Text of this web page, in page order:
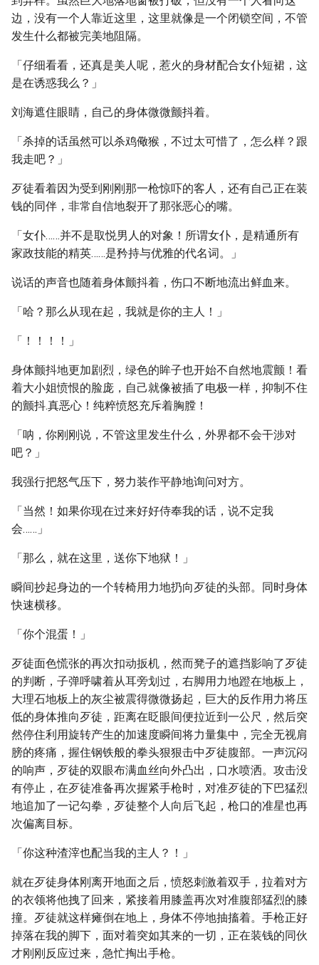
边，没有一个人靠近这里，这里就像是一个闭锁空间，不管
发生什么都被完美地阻隔。
「仔细看看，还真是美人呢，惹火的身材配合女仆短裙，这
是在诱惑我么？」
刘海遮住眼睛，自己的身体微微颤抖着。
「杀掉的话虽然可以杀鸡儆猴，不过太可惜了，怎么样？跟
我走吧？」
歹徒看着因为受到刚刚那一枪惊吓的客人，还有自己正在装
钱的同伴，非常自信地裂开了那张恶心的嘴。
「女仆……并不是取悦男人的对象！所谓女仆，是精通所有
家政技能的精英……是矜持与优雅的代名词。」
说话的声音也随着身体颤抖着，伤口不断地流出鲜血来。
「哈？那么从现在起，我就是你的主人！」
「！！！！」
身体颤抖地更加剧烈，绿色的眸子也开始不自然地震颤！看
着大小姐愤恨的脸庞，自己就像被插了电极一样，抑制不住
的颤抖.真恶心！纯粹愤怒充斥着胸膛！
「呐，你刚刚说，不管这里发生什么，外界都不会干涉对
吧？」
我强行把怒气压下，努力装作平静地询问对方。
「当然！如果你现在过来好好侍奉我的话，说不定我
会……」
「那么，就在这里，送你下地狱！」
瞬间抄起身边的一个转椅用力地扔向歹徒的头部。同时身体
快速横移。
「你个混蛋！」
歹徒面色慌张的再次扣动扳机，然而凳子的遮挡影响了歹徒
的判断，子弹呼啸着从耳旁划过，右脚用力地蹬在地板上，
大理石地板上的灰尘被震得微微扬起，巨大的反作用力将压
低的身体推向歹徒，距离在眨眼间便拉近到一公尺，然后突
然停住利用旋转产生的加速度瞬间将力量集中，完全无视肩
膀的疼痛，握住钢铁般的拳头狠狠击中歹徒腹部。一声沉闷
的响声，歹徒的双眼布满血丝向外凸出，口水喷洒。攻击没
有停止，在歹徒准备再次握紧手枪时，对准歹徒的下巴猛烈
地追加了一记勾拳，歹徒整个人向后飞起，枪口的准星也再
次偏离目标。
「你这种渣滓也配当我的主人？！」
就在歹徒身体刚离开地面之后，愤怒刺激着双手，拉着对方
的衣领将他拽了回来，紧接着用膝盖再次对准腹部猛烈的膝
撞。歹徒就这样瘫倒在地上，身体不停地抽搐着。手枪正好
掉落在我的脚下，面对着突如其来的一切，正在装钱的同伙
才刚刚反应过来，急忙掏出手枪。